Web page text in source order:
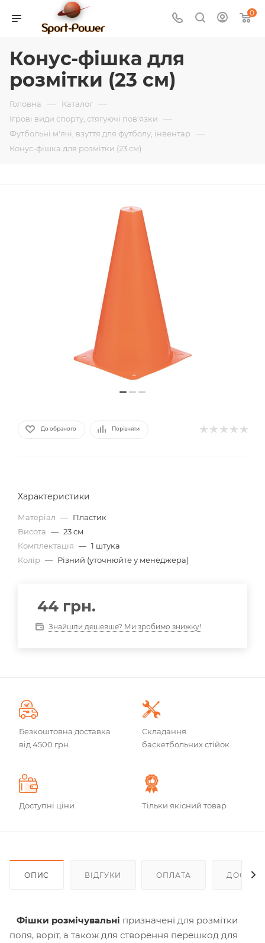
0
Конус-фішка для
розмітки (23 см)
Головна — Каталог —
Ігрові види спорту, стягуючі пов'язки —
Футбольні м'ячі, взуття для футболу, інвентар —
Конус-фішка для розмітки (23 см)
До обраного Порівняти
Характеристики
Матеріал — Пластик
Висота — 23 см
Комплектація — 1 штука
Колір — Різний (уточнюйте у менеджера)
44 грн.
Знайшли дешевше? Ми зробимо знижку!
Безкоштовна доставка
від 4500 грн.
Складання
баскетбольних стійок
Доступні ціни Тільки якісний товар
ОПИС ВІДГУКИ ОПЛАТА
Фішки розмічувальні призначені для розмітки
поля, воріт, а також для створення перешкод для